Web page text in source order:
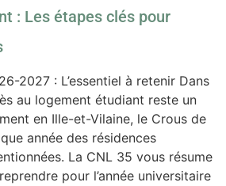
: Les étapes clés pour
2027 : L’essentiel à retenir Dans
au logement étudiant reste un
en Ille-et-Vilaine, le Crous de
année des résidences
La CNL 35 vous résume
pour l’année universitaire